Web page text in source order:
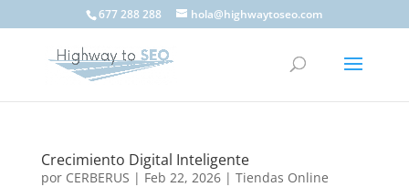
677 288 288 hola@highwaytoseo.com
Crecimiento Digital Inteligente
por CERBERUS | Feb 22, 2026| Tiendas Online